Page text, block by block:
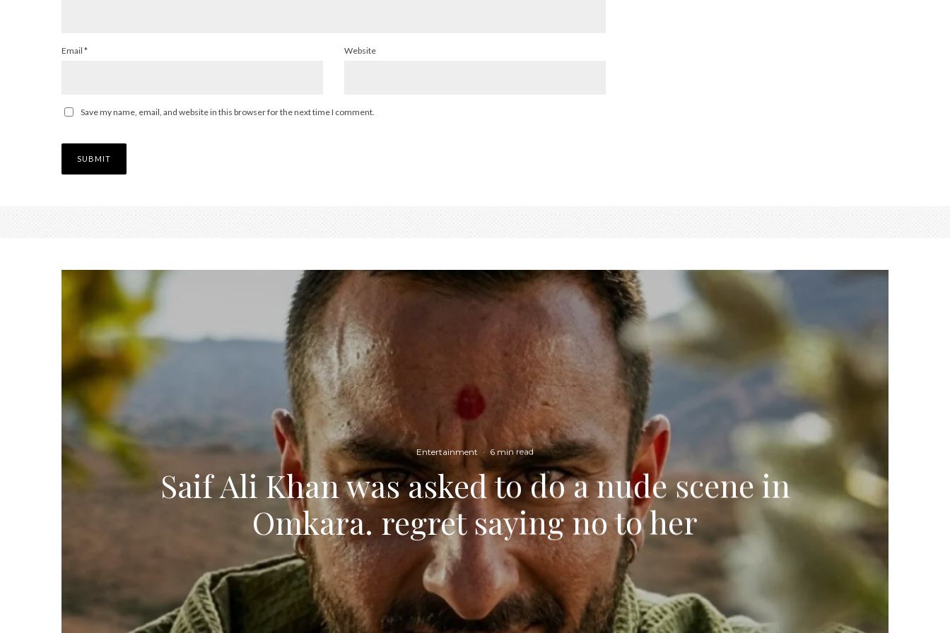
Email * Website
Save my name, email, and website in this browser for the next time I comment.
Entertainment · 6 min read
Saif Ali Khan was asked to do a nude scene in
Omkara. regret saying no to her